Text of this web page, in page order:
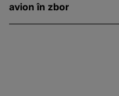
avion în zbor